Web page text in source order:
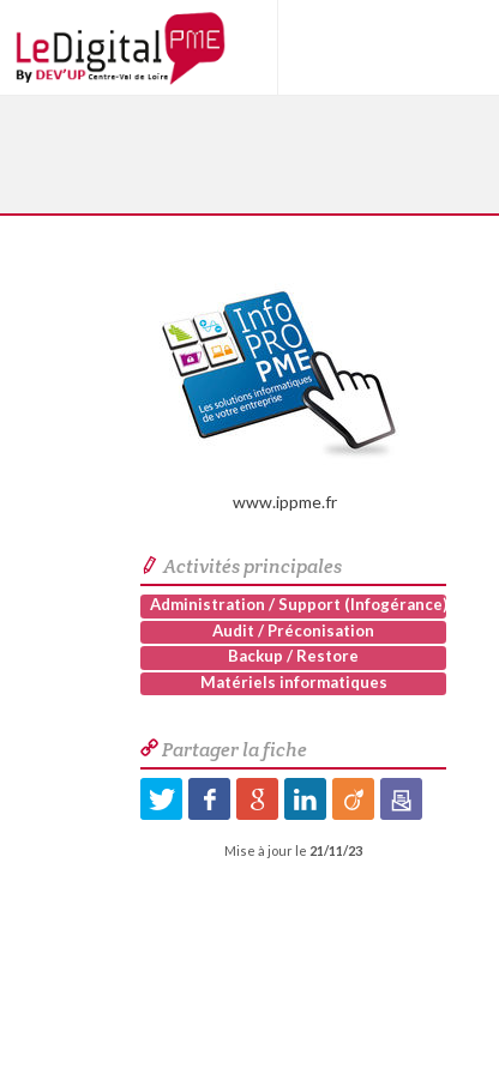
www.ippme.fr
Activités principales
Administration / Support (Infogérance)
Audit / Préconisation
Backup / Restore
Matériels informatiques
Partager la fiche
Mise à jour le 21/11/23